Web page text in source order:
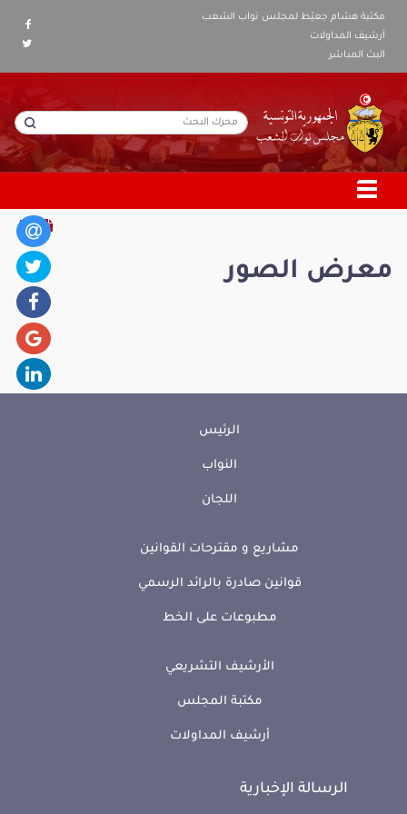
مكتبة هشام جعيّط لمجلس نواب الشعب
أرشيف المداولات
البث المباشر
معرض الصور
الرئيس
النواب
اللجان
مشاريع و مقترحات القوانين
قوانين صادرة بالرائد الرسمي
مطبوعات على الخط
الأرشيف التشريعي
مكتبة المجلس
أرشيف المداولات
الرسالة الإخبارية